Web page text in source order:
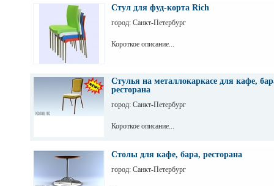
Стул для фуд-корта Rich
город: Санкт-Петербург
Короткое описание...
Стулья на металлокаркасе для кафе,
ресторана
город: Санкт-Петербург
Короткое описание...
Столы для кафе, бара, ресторана
город: Санкт-Петербург